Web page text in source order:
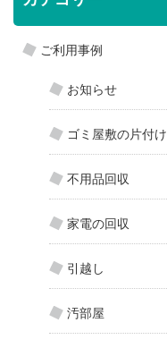
ご利用事例
お知らせ
ゴミ屋敷の片付け
不用品回収
家電の回収
引越し
汚部屋